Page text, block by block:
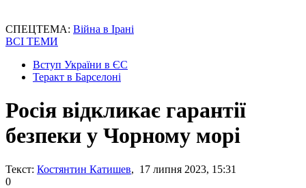
СПЕЦТЕМА: Війна в Ірані
ВСІ ТЕМИ
Вступ України в ЄС
Теракт в Барселоні
Росія відкликає гарантії
безпеки у Чорному морі
Текст: Костянтин Катишев, 17 липня 2023, 15:31
0